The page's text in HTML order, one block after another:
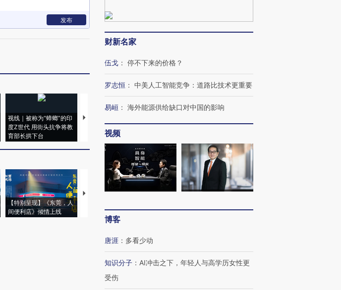
发布
视线｜被称为“蟑螂”的印
度Z世代 用街头抗争将教
育部长拱下台
视线｜“入侵”还是“人道危
飞地休达
【特别呈现】《东莞，人
间便利店》倾情上线
【推广】走进第四届链博
有意思的生活方式·第三对
【商旅对话】华住集团
住三大增长引擎是什么？
财新名家
伍戈 ： 停不下来的价格？
罗志恒 ： 中美人工智能竞争：道路比技术更重要
易峘 ： 海外能源供给缺口对中国的影响
视频
博客
唐涯 ： 多看少动
知识分子 ： AI冲击之下，年轻人与高学历女性更
受伤